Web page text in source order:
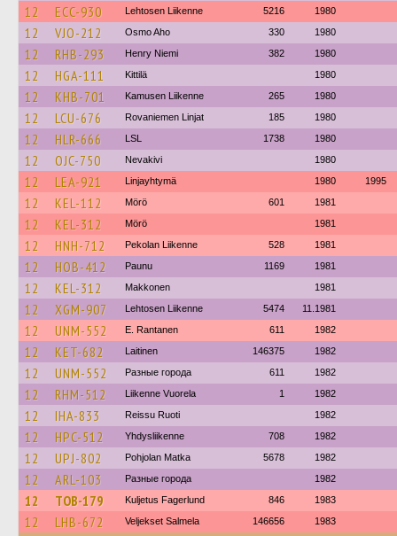
12 ECC-930 Lehtosen Liikenne 5216 1980
12 VJO-212 Osmo Aho 330 1980
12 RHB-293 Henry Niemi 382 1980
12 HGA-111 Kittilä 1980
12 KHB-701 Kamusen Liikenne 265 1980
12 LCU-676 Rovaniemen Linjat 185 1980
12 HLR-666 LSL 1738 1980
12 OJC-750 Nevakivi 1980
12 LEA-921 Linjayhtymä 1980 1995
12 KEL-112 Mörö 601 1981
12 KEL-312 Mörö 1981
12 HNH-712 Pekolan Liikenne 528 1981
12 HOB-412 Paunu 1169 1981
12 KEL-312 Makkonen 1981
12 XGM-907 Lehtosen Liikenne 5474 11.1981
12 UNM-552 E. Rantanen 611 1982
12 KET-682 Laitinen 146375 1982
12 UNM-552 Разные города 611 1982
12 RHM-512 Liikenne Vuorela 1 1982
12 IHA-833 Reissu Ruoti 1982
12 HPC-512 Yhdysliikenne 708 1982
12 UPJ-802 Pohjolan Matka 5678 1982
12 ARL-103 Разные города 1982
12 TOB-179 Kuljetus Fagerlund 846 1983
12 LHB-672 Veljekset Salmela 146656 1983